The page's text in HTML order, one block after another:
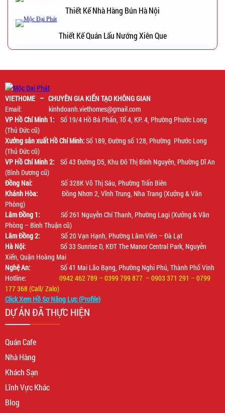
Thiết Kế Nhà Hàng Bún Hà Nội
Thiết Kế Quán Lẩu Nướng Xiên Que
VIETHOME – CHUYÊN GIA KIẾN TẠO KHÔNG GIAN
Email: kinhdoanh.viethomes@gmail.com
VP Hồ Chí Minh 1: Số 19/4 Hồ Bá Phấn, Tổ 4, KP. 4, Phường Phước Long
(Thủ Đức cũ)
Xưởng sản xuất Hồ Chí Minh:Số 189, Đường số 128, Phường Phước Long
(Thủ Đức cũ)
VP Hồ Chí Minh 2: Số 43 Đường D5, Khu Đô Thị Bình Nguyên, Phường Dĩ An
(Bình Dương cũ)
Đồng Nai: Số 328K Võ Thị Sáu, Phường Trấn Biên
Khánh Hòa: Đồng Nhơn 2, Vĩnh Trung, Nha Trang (Xưởng & Văn
Phòng)
Lâm Đồng 1: Số 261 Nguyễn Chí Thanh, Phường Lagi (Xưởng & Văn
Phòng – Bình Thuận cũ)
Lâm Đồng 2: Số 20 Vạn Hạnh, Phường Lâm Viên – Đà Lạt
Hà Nội: Số 33 Sunrise D, KĐT The Manor Central Park, Nguyễn
Xiển, Quận Hoàng Mai
Nghệ An: Số 41 Mai Lão Bạng, Phường Nghi Phú, Thành Phố Vinh
Hotline: 0942 462 789 – 0399 799 877 – 0903 371 291 – 0799
177 368 (Call/ Zalo)
Click Xem Hồ Sơ Năng Lực (Profile)
DỰ ÁN ĐÃ THỰC HIỆN
Quán Cafe
Nhà Hàng
Khách Sạn
Lĩnh Vực Khác
Blog